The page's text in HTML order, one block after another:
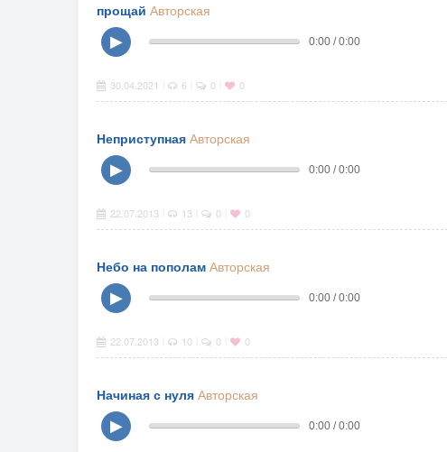
прощай Авторская
▶
0:00 / 0:00
30.04.2021 6 0 0
Неприступная Авторская
▶
0:00 / 0:00
22.07.2013 13 0 0
Небо на пополам Авторская
▶
0:00 / 0:00
22.07.2013 10 0 0
Начиная с нуля Авторская
▶
0:00 / 0:00